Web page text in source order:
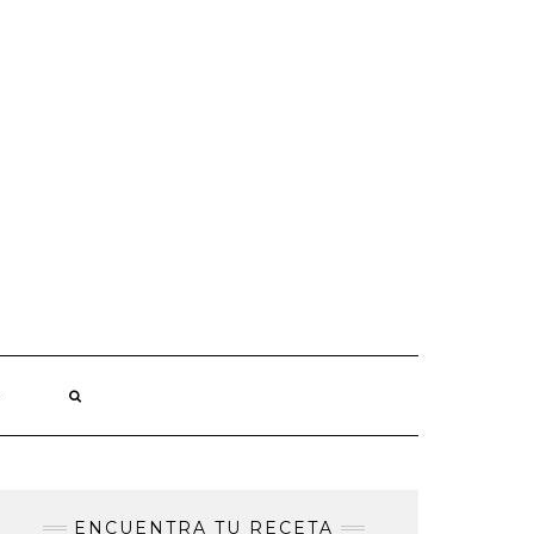
ENCUENTRA TU RECETA